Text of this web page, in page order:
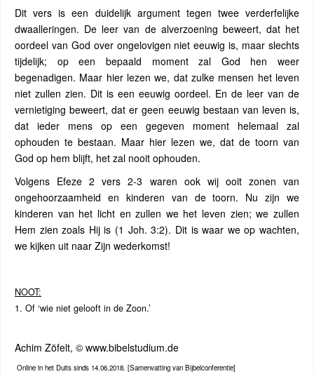
Dit vers is een duidelijk argument tegen twee verderfelijke
dwaalleringen. De leer van de alverzoening beweert, dat het
oordeel van God over ongelovigen niet eeuwig is, maar slechts
tijdelijk; op een bepaald moment zal God hen weer
begenadigen. Maar hier lezen we, dat zulke mensen het leven
niet zullen zien. Dit is een eeuwig oordeel. En de leer van de
vernietiging beweert, dat er geen eeuwig bestaan van leven is,
dat ieder mens op een gegeven moment helemaal zal
ophouden te bestaan. Maar hier lezen we, dat de toorn van
God op hem blijft, het zal nooit ophouden.
Volgens Efeze 2 vers 2-3 waren ook wij ooit zonen van
ongehoorzaamheid en kinderen van de toorn. Nu zijn we
kinderen van het licht en zullen we het leven zien; we zullen
Hem zien zoals Hij is (1 Joh. 3:2). Dit is waar we op wachten,
we kijken uit naar Zijn wederkomst!
NOOT:
1. Of ‘wie niet gelooft in de Zoon.’
Achim Zöfelt, © www.bibelstudium.de
Online in het Duits sinds 14.06.2018. [Samenvatting van Bijbelconferentie]